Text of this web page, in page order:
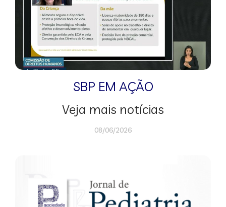
SBP EM AÇÃO
Veja mais notícias
08/06/2026